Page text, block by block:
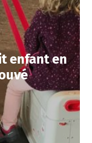
enfant en